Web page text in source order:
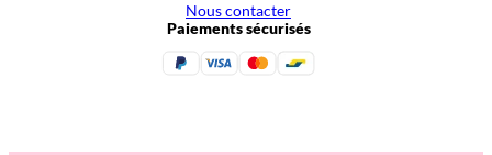
Nous contacter
Paiements sécurisés